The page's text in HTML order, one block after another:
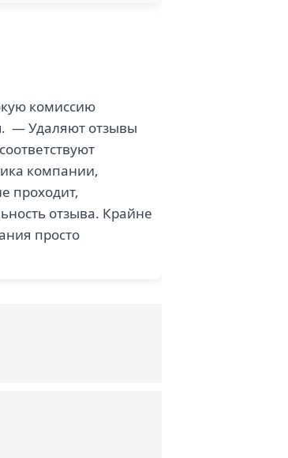
комиссию
— Удаляют отзывы
компании,
проходит,
отзыва. Крайне
просто